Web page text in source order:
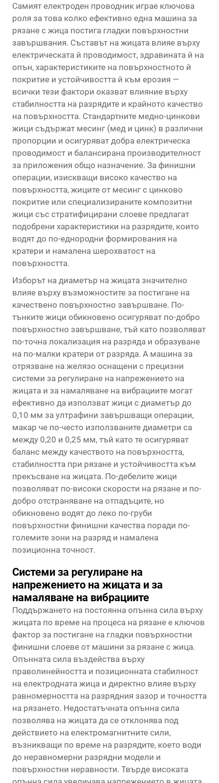
Самият електроден проводник играе ключова
роля за това колко ефективно една машина за
рязане с жица постига гладки повърхностни
завършвания. Съставът на жицата влияе върху
електрическата й проводимост, здравината й на
опън, характеристиките на повърхностното й
покритие и устойчивостта й към ерозия —
всички тези фактори оказват влияние върху
стабилността на разрядите и крайното качество
на повърхността. Стандартните медно-цинкови
жици съдържат месинг (мед и цинк) в различни
пропорции и осигуряват добра електрическа
проводимост и балансирана производителност
за приложения общо назначение. За финишни
операции, изискващи високо качество на
повърхността, жиците от месинг с цинково
покритие или специализираните композитни
жици със стратифицирани слоеве предлагат
подобрени характеристики на разрядите, които
водят до по-еднородни формирования на
кратери и намалена шерохватост на
повърхността.
Изборът на диаметър на жицата значително
влияе върху възможностите за постигане на
качествено повърхностно завършване. По-
тънките жици обикновено осигуряват по-добро
повърхностно завършване, тъй като позволяват
по-точна локализация на разряда и образуване
на по-малки кратери от разряда. A машина за
отрязване на желязо оснащени с прецизни
системи за регулиране на напрежението на
жицата и за намаляване на вибрациите могат
ефективно да използват жици с диаметър до
0,10 мм за ултрафини завършващи операции,
макар че по-често използваните диаметри са
между 0,20 и 0,25 мм, тъй като те осигуряват
баланс между качеството на повърхността,
стабилността при рязане и устойчивостта към
прекъсване на жицата. По-дебелите жици
позволяват по-високи скорости на рязане и по-
добро отстраняване на отпадъците, но
обикновено водят до леко по-груби
повърхностни финишни качества поради по-
големите зони на разряд и намалена
позиционна точност.
Системи за регулиране на
напрежението на жицата и за
намаляване на вибрациите
Поддържането на постоянна опънна сила върху
жицата по време на процеса на рязане е ключов
фактор за постигане на гладки повърхностни
финишни слоеве от машини за рязане с жица.
Опънната сила въздейства върху
праволинейността и позиционната стабилност
на електродната жица и директно влияе върху
равномерността на разрядния зазор и точността
на рязането. Недостатъчната опънна сила
позволява на жицата да се отклонява под
действието на електромагнитните сили,
възникващи по време на разрядите, което води
до неравномерни разрядни модели и
повърхностни неравности. Твърде високата